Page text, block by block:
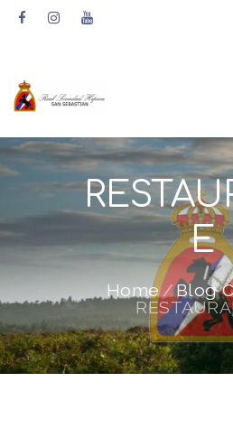
E
Home
Blog